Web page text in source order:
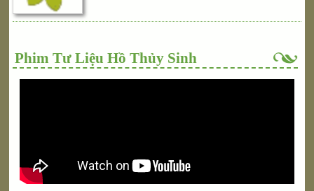
Phim Tư Liệu Hồ Thủy Sinh